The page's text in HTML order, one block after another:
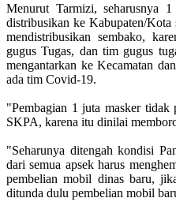
Menurut Tarmizi, seharusnya
distribusikan ke Kabupaten/Kota
mendistribusikan sembako,
gugus Tugas, dan tim gugus
mengantarkan ke Kecamatan
ada tim Covid-19.
"Pembagian 1 juta masker tidak
SKPA, karena itu dinilai
"Seharunya ditengah kondisi
dari semua apsek harus
pembelian mobil dinas baru,
ditunda dulu pembelian mobil